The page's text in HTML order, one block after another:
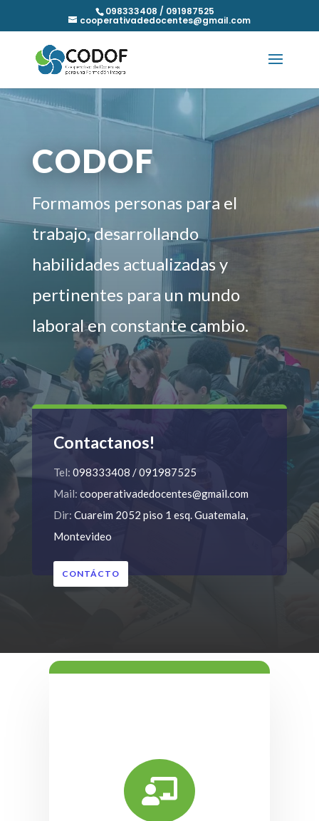
098333408 / 091987525
cooperativadedocentes@gmail.com
CODOF
Formamos personas para el
trabajo, desarrollando
habilidades actualizadas y
pertinentes para un mundo
laboral en constante cambio.
Contactanos!
Tel: 098333408 / 091987525
Mail: cooperativadedocentes@gmail.com
Dir: Cuareim 2052 piso 1 esq. Guatemala,
Montevideo
CONTÁCTO
